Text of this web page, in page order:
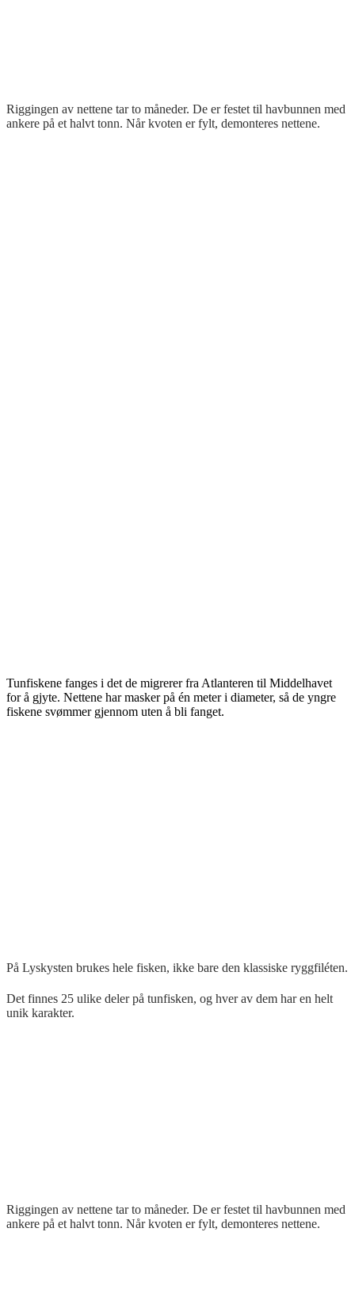
Riggingen av nettene tar to måneder. De er festet til havbunnen med
ankere på et halvt tonn. Når kvoten er fylt, demonteres nettene.
Tunfiskene fanges i det de migrerer fra Atlanteren til Middelhavet
for å gjyte. Nettene har masker på én meter i diameter, så de yngre
fiskene svømmer gjennom uten å bli fanget.
På Lyskysten brukes hele fisken, ikke bare den klassiske ryggfiléten.
Det finnes 25 ulike deler på tunfisken, og hver av dem har en helt
unik karakter.
Riggingen av nettene tar to måneder. De er festet til havbunnen med
ankere på et halvt tonn. Når kvoten er fylt, demonteres nettene.